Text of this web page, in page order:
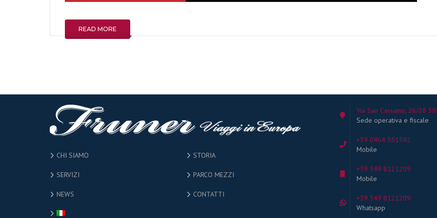
READ MORE
CHI SIAMO STORIA
SERVIZI PARCO MEZZI
NEWS CONTATTI
Via San Cassiano, 26/28
Sede operativa e fiscale
+39 0464 551592
Mobile
+39 349 8121209
Mobile
+39 349 8121209
Whatsapp